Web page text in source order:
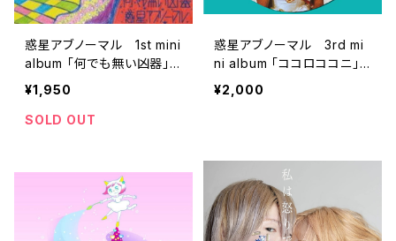
惑星アブノーマル 1st mini
album 「何でも無い凶器」
CD
¥1,950
SOLD OUT
惑星アブノーマル 3rd mi
ni album 「ココロココニ」
CD
¥2,000